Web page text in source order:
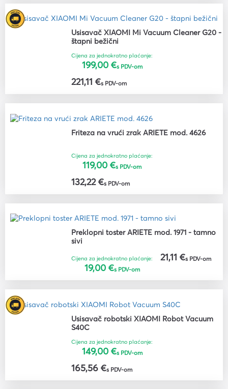
Usisavač XIAOMI Mi Vacuum Cleaner G20 -
štapni bežični
Cijena za jednokratno plaćanje:
199,00 €s PDV-om
221,11 €s PDV-om
Friteza na vrući zrak ARIETE mod. 4626
Cijena za jednokratno plaćanje:
119,00 €s PDV-om
132,22 €s PDV-om
Preklopni toster ARIETE mod. 1971 - tamno
sivi
Cijena za jednokratno plaćanje:
19,00 €s PDV-om
21,11 €s PDV-om
Usisavač robotski XIAOMI Robot Vacuum
S40C
Cijena za jednokratno plaćanje:
149,00 €s PDV-om
165,56 €s PDV-om